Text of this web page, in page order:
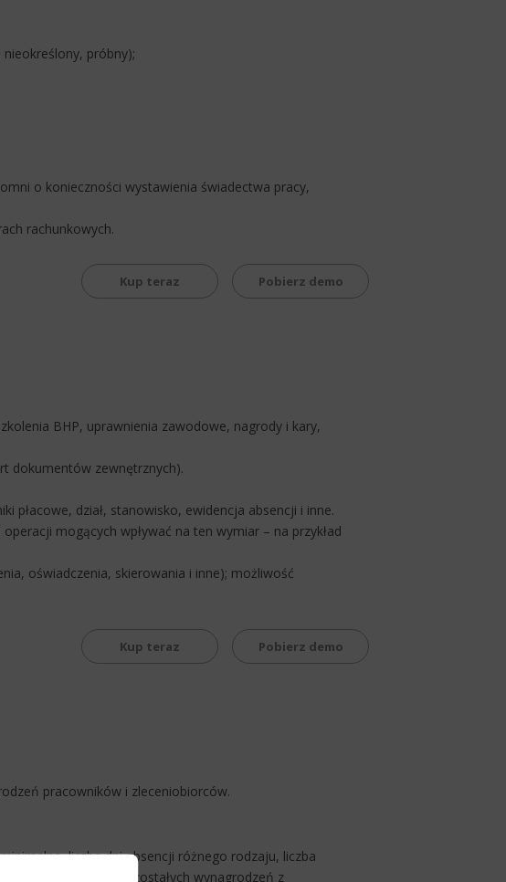
próbny);
o konieczności wystawienia świadectwa pracy,
rachunkowych.
Kup teraz Pobierz demo
BHP, uprawnienia zawodowe, nagrody i kary,
dokumentów zewnętrznych).
płacowe, dział, stanowisko, ewidencja absencji i inne.
mogących wpływać na ten wymiar – na przykład
oświadczenia, skierowania i inne); możliwość
Kup teraz Pobierz demo
pracowników i zleceniobiorców.
liczba dni absencji różnego rodzaju, liczba
wartość pozostałych wynagrodzeń z